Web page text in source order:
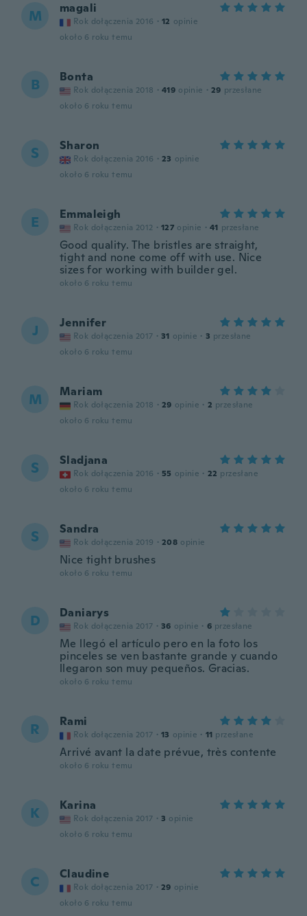
M magali
Rok dołączenia 2016 · 12 opinie
około 6 roku temu
B Bonta
Rok dołączenia 2018 · 419 opinie · 29 przesłane
około 6 roku temu
S Sharon
Rok dołączenia 2016 · 23 opinie
około 6 roku temu
E Emmaleigh
Rok dołączenia 2012 · 127 opinie · 41 przesłane
Good quality. The bristles are straight,
tight and none come off with use. Nice
sizes for working with builder gel.
około 6 roku temu
J Jennifer
Rok dołączenia 2017 · 31 opinie · 3 przesłane
około 6 roku temu
M Mariam
Rok dołączenia 2018 · 29 opinie · 2 przesłane
około 6 roku temu
S Sladjana
Rok dołączenia 2016 · 55 opinie · 22 przesłane
około 6 roku temu
S Sandra
Rok dołączenia 2019 · 208 opinie
Nice tight brushes
około 6 roku temu
D Daniarys
Rok dołączenia 2017 · 36 opinie · 6 przesłane
Me llegó el artículo pero en la foto los
pinceles se ven bastante grande y cuando
llegaron son muy pequeños. Gracias.
około 6 roku temu
R Rami
Rok dołączenia 2017 · 13 opinie · 11 przesłane
Arrivé avant la date prévue, très contente
około 6 roku temu
K Karina
Rok dołączenia 2017 · 3 opinie
około 6 roku temu
C Claudine
Rok dołączenia 2017 · 29 opinie
około 6 roku temu